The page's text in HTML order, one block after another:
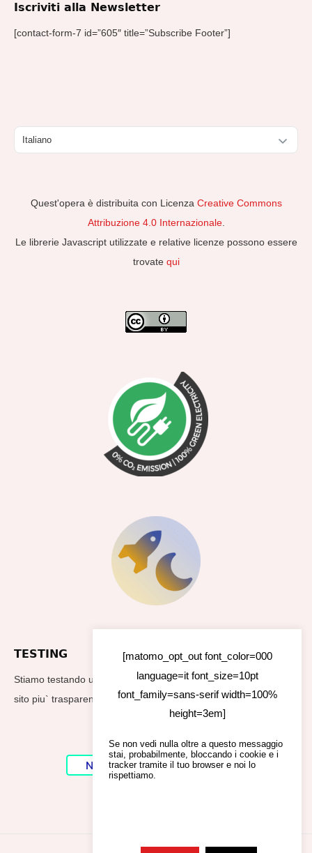
Iscriviti alla Newsletter
[contact-form-7 id=”605″ title=”Subscribe Footer”]
Scegli
una
Quest'opera è distribuita con Licenza Creative Commons
Attribuzione 4.0 Internazionale.
Le librerie Javascript utilizzate e relative licenze possono essere
trovate qui
TESTING
Stiamo testando un nuovo footer per rendere i dati utilizzati dal
sito piu` trasparenti
No Result Website Carbon
[matomo_opt_out font_color=000
language=it font_size=10pt
font_family=sans-serif width=100%
height=3em]
Se non vedi nulla oltre a questo messaggio
stai, probabilmente, bloccando i cookie e i
tracker tramite il tuo browser e noi lo
rispettiamo.